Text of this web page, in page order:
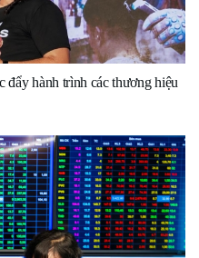
đẩy hành trình các thương hiệu